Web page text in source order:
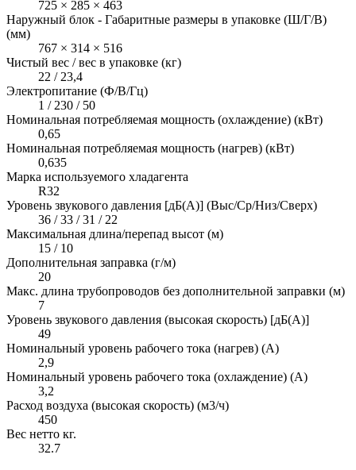
725 × 285 × 463
Наружный блок - Габаритные размеры в упаковке (Ш/Г/В)
(мм)
767 × 314 × 516
Чистый вес / вес в упаковке (кг)
22 / 23,4
Электропитание (Ф/В/Гц)
1 / 230 / 50
Номинальная потребляемая мощность (охлаждение) (кВт)
0,65
Номинальная потребляемая мощность (нагрев) (кВт)
0,635
Марка используемого хладагента
R32
Уровень звукового давления [дБ(А)] (Выс/Ср/Низ/Сверх)
36 / 33 / 31 / 22
Максимальная длина/перепад высот (м)
15 / 10
Дополнительная заправка (г/м)
20
Макс. длина трубопроводов без дополнительной заправки (м)
7
Уровень звукового давления (высокая скорость) [дБ(А)]
49
Номинальный уровень рабочего тока (нагрев) (А)
2,9
Номинальный уровень рабочего тока (охлаждение) (А)
3,2
Расход воздуха (высокая скорость) (м3/ч)
450
Вес нетто кг.
32.7